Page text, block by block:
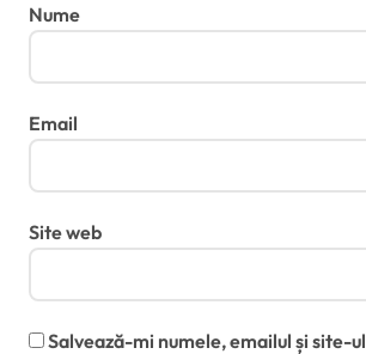
Nume
Email
Site web
Salvează-mi numele, emailul și site-